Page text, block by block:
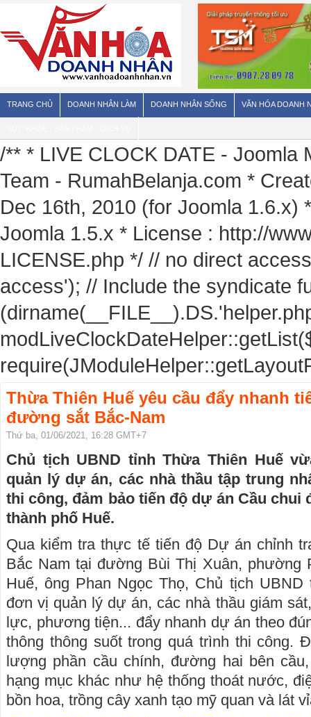
TRANG CHỦ DOANH NHÂN LÀM DOANH NHÂN SỐNG VĂN HÓA DOANH
/** * LIVE CLOCK DATE - Joomla
Team - RumahBelanja.com *
Dec 16th, 2010 (for Joomla 1.6.x)
Joomla 1.5.x * License : http://
LICENSE.php */ // no direct
access'); // Include the syndicate
Thừa Thiên Huế yêu cầu đẩy nhanh
đường sắt Bắc-Nam
Thứ ba, 01/06/2021, 16:28 GMT+7
Chủ tịch UBND tỉnh Thừa Thiên Huế
quản lý dự án, các nhà thầu tập trung
thi công, đảm bảo tiến độ dự án Cầu chui
thành phố Huế.
Qua kiểm tra thực tế tiến độ Dự án chỉnh
Bắc Nam tại đường Bùi Thị Xuân, phường
Huế, ông Phan Ngọc Thọ, Chủ tịch
đơn vị quản lý dự án, các nhà thầu giám
lực, phương tiện... đẩy nhanh dự án theo
thông thông suốt trong quá trình thi công.
lượng phần cầu chính, đường hai bên
hạng mục khác như hệ thống thoát nước,
bồn hoa, trồng cây xanh tạo mỹ quan và lát